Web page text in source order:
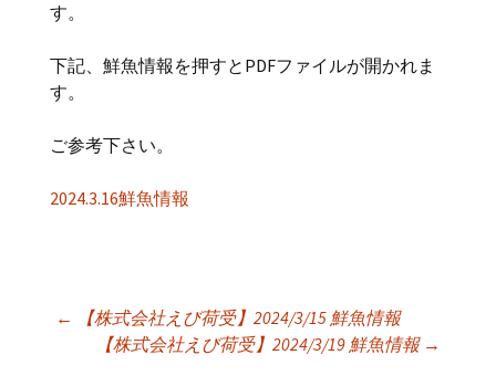
す。
下記、鮮魚情報を押すとPDFファイルが開かれま
す。
ご参考下さい。
2024.3.16鮮魚情報
投稿ナビゲーショ
←
【株式会社えび荷受】2024/3/15 鮮魚情報
【株式会社えび荷受】2024/3/19 鮮魚情報 →